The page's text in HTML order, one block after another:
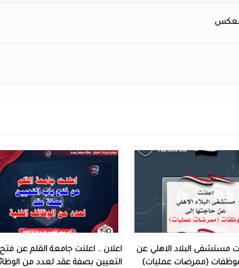
مستشفى البلاد الاهلي عن
موظفات (ممرضات عمليات)
اعلان .. اعلنت جامعة القلم عن
التعيين بصفة عقد لعدد من